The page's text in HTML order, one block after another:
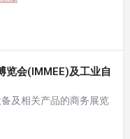
览会(IMMEE)及工业自
及相关产品的商务展览